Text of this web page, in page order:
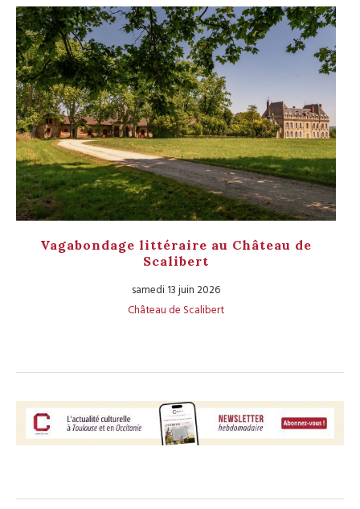
Vagabondage littéraire au Château de
Scalibert
samedi 13 juin 2026
Château de Scalibert